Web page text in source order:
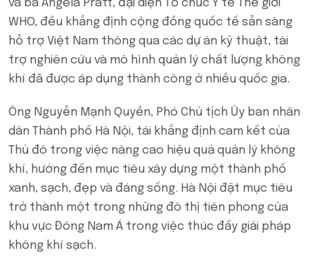
và bà Angela Pratt, đại diện Tổ chức Y tế Thế giới
WHO, đều khẳng định cộng đồng quốc tế sẵn sàng
hỗ trợ Việt Nam thông qua các dự án kỹ thuật, tài
trợ nghiên cứu và mô hình quản lý chất lượng không
khí đã được áp dụng thành công ở nhiều quốc gia.
Ông Nguyễn Mạnh Quyền, Phó Chủ tịch Ủy ban nhân
dân Thành phố Hà Nội, tái khẳng định cam kết của
Thủ đô trong việc nâng cao hiệu quả quản lý không
khí, hướng đến mục tiêu xây dựng một thành phố
xanh, sạch, đẹp và đáng sống. Hà Nội đặt mục tiêu
trở thành một trong những đô thị tiên phong của
khu vực Đông Nam Á trong việc thúc đẩy giải pháp
không khí sạch.